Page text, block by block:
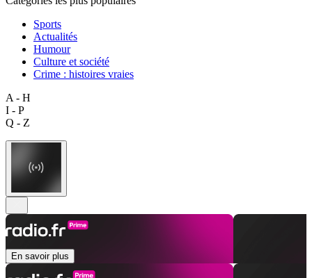
Sports
Actualités
Humour
Culture et société
Crime : histoires vraies
A - H
I - P
Q - Z
En savoir plus